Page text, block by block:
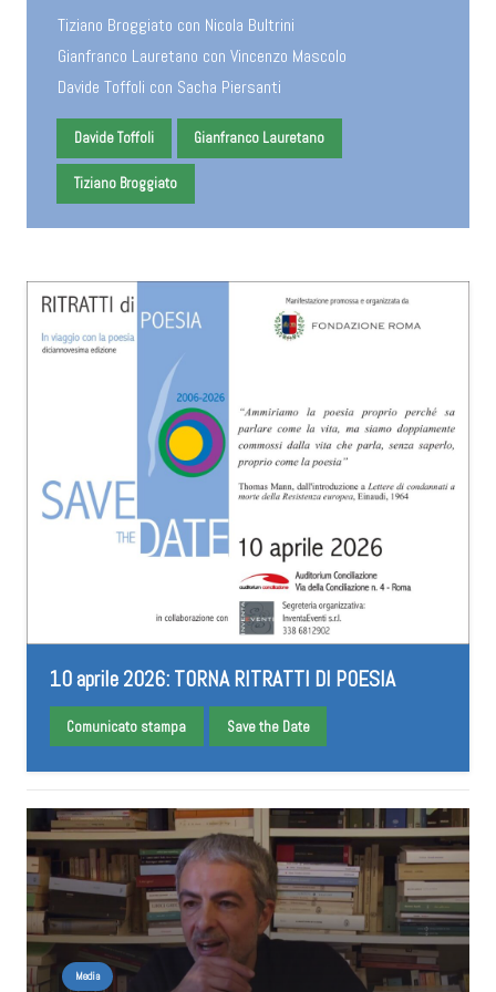
Tiziano Broggiato con Nicola Bultrini
Gianfranco Lauretano con Vincenzo Mascolo
Davide Toffoli con Sacha Piersanti
Davide Toffoli Gianfranco Lauretano
Tiziano Broggiato
10 aprile 2026: TORNA RITRATTI DI POESIA
Comunicato stampa Save the Date
Media